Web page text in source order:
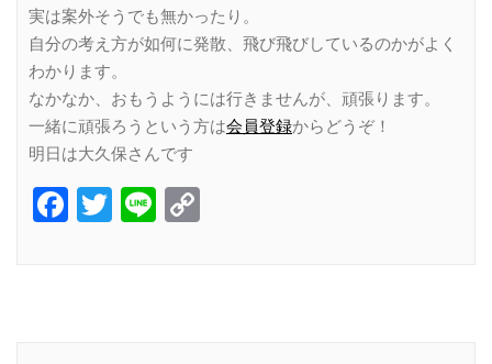
実は案外そうでも無かったり。
自分の考え方が如何に発散、飛び飛びしているのかがよく
わかります。
なかなか、おもうようには行きませんが、頑張ります。
一緒に頑張ろうという方は会員登録からどうぞ！
明日は大久保さんです
Facebook
Twitter
Line